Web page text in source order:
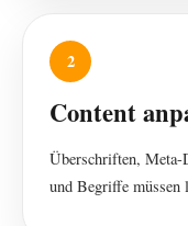
2
Content
Überschriften, Meta-
und Begriffe